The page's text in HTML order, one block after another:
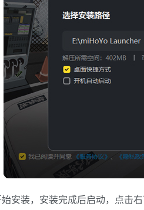
安装，安装完成后启动，点击